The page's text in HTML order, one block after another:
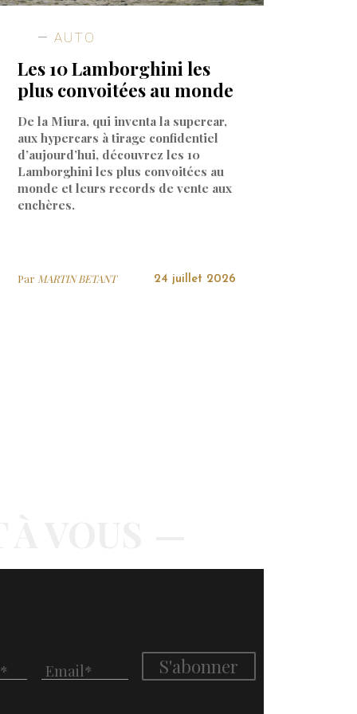
AUTO
Les 10 Lamborghini les
plus convoitées au monde
De la Miura, qui inventa la supercar,
aux hypercars à tirage confidentiel
d’aujourd’hui, découvrez les 10
Lamborghini les plus convoitées au
monde et leurs records de vente aux
enchères.
Par MARTIN BETANT 24 juillet 2026